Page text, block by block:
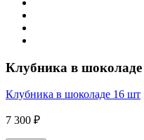
Клубника в шоколаде
Клубника в шоколаде 16 шт
7 300 ₽